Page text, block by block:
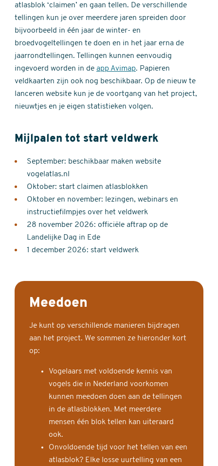
atlasblok ‘claimen’ en gaan tellen. De verschillende
tellingen kun je over meerdere jaren spreiden door
bijvoorbeeld in één jaar de winter- en
broedvogeltellingen te doen en in het jaar erna de
jaarrondtellingen. Tellingen kunnen eenvoudig
ingevoerd worden in de app Avimap. Papieren
veldkaarten zijn ook nog beschikbaar. Op de nieuw te
lanceren website kun je de voortgang van het project,
nieuwtjes en je eigen statistieken volgen.
Mijlpalen tot start veldwerk
September: beschikbaar maken website
vogelatlas.nl
Oktober: start claimen atlasblokken
Oktober en november: lezingen, webinars en
instructiefilmpjes over het veldwerk
28 november 2026: officiële aftrap op de
Landelijke Dag in Ede
1 december 2026: start veldwerk
Meedoen
Je kunt op verschillende manieren bijdragen
aan het project. We sommen ze hieronder kort
op:
Vogelaars met voldoende kennis van
vogels die in Nederland voorkomen
kunnen meedoen doen aan de tellingen
in de atlasblokken. Met meerdere
mensen één blok tellen kan uiteraard
ook.
Onvoldoende tijd voor het tellen van een
atlasblok? Elke losse uurtelling van een